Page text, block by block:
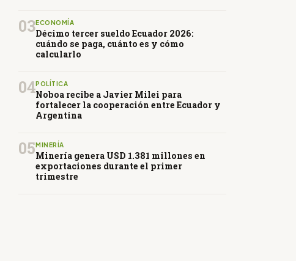
03ECONOMÍA
Décimo tercer sueldo Ecuador 2026:
cuándo se paga, cuánto es y cómo
calcularlo
04POLÍTICA
Noboa recibe a Javier Milei para
fortalecer la cooperación entre Ecuador y
Argentina
05 MINERÍA
Minería genera USD 1.381 millones en
exportaciones durante el primer
trimestre